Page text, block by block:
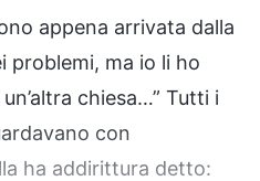
appena arrivata dalla
problemi, ma io li ho
chiesa…” Tutti i
con
ha addirittura detto: